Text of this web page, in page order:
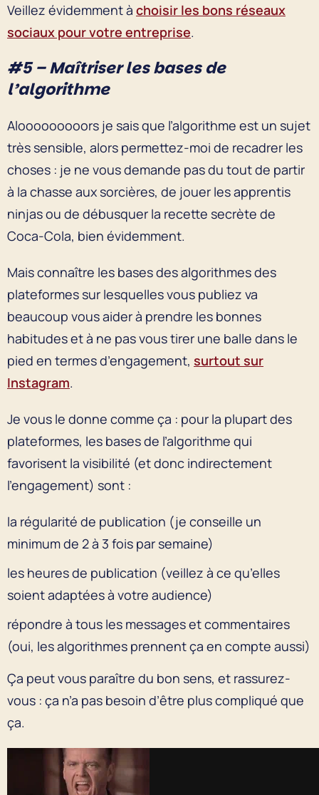
Veillez évidemment à choisir les bons réseaux
sociaux pour votre entreprise.
#5 – Maîtriser les bases de
l’algorithme
Alooooooooors je sais que l’algorithme est un sujet
très sensible, alors permettez-moi de recadrer les
choses : je ne vous demande pas du tout de partir
à la chasse aux sorcières, de jouer les apprentis
ninjas ou de débusquer la recette secrète de
Coca-Cola, bien évidemment.
Mais connaître les bases des algorithmes des
plateformes sur lesquelles vous publiez va
beaucoup vous aider à prendre les bonnes
habitudes et à ne pas vous tirer une balle dans le
pied en termes d’engagement, surtout sur
Instagram.
Je vous le donne comme ça : pour la plupart des
plateformes, les bases de l’algorithme qui
favorisent la visibilité (et donc indirectement
l’engagement) sont :
la régularité de publication (je conseille un
minimum de 2 à 3 fois par semaine)
les heures de publication (veillez à ce qu’elles
soient adaptées à votre audience)
répondre à tous les messages et commentaires
(oui, les algorithmes prennent ça en compte aussi)
Ça peut vous paraître du bon sens, et rassurez-
vous : ça n’a pas besoin d’être plus compliqué que
ça.